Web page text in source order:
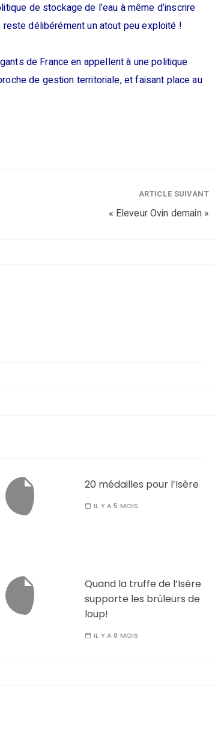
de stockage de l’eau à même d’inscrire
délibérément un atout peu exploité !
de France en appellent à une politique
de gestion territoriale, et faisant place au
ARTICLE SUIVANT
« Eleveur Ovin demain »
20 médailles pour l’Isère
IL Y A 5 MOIS
Quand la truffe de l’Isère
supporte les brûleurs de
loup!
IL Y A 8 MOIS